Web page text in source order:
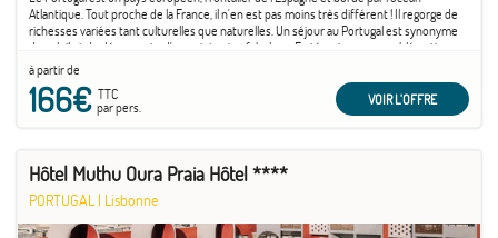
Atlantique. Tout proche de la France, il n'en est pas moins très différent ! Il regorge de
richesses variées tant culturelles que naturelles. Un séjour au Portugal est synonyme
de soleil et de découverte d'un patrimoine fabuleux. En témoigne son emblématique
capitale ...
à partir de
166€TTC
par pers.
VOIR L'OFFRE
Hôtel Muthu Oura Praia Hôtel ****
PORTUGAL | Lisbonne